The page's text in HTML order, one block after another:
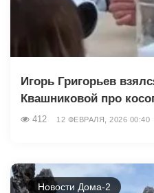
Игорь Григорьев
Квашниковой про
412 12 ФЕВРАЛЯ, 2026 00:40
Новости Дома-2